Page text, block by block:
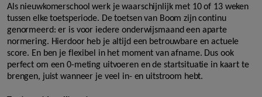
Als nieuwkomerschool werk je waarschijnlijk met 10 of 13 weken
tussen elke toetsperiode. De toetsen van Boom zijn continu
genormeerd: er is voor iedere onderwijsmaand een aparte
normering. Hierdoor heb je altijd een betrouwbare en actuele
score. En ben je flexibel in het moment van afname. Dus ook
perfect om een 0-meting uitvoeren en de startsituatie in kaart te
brengen, juist wanneer je veel in- en uitstroom hebt.